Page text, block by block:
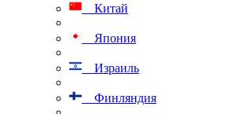
Китай
Япония
Израиль
Финляндия